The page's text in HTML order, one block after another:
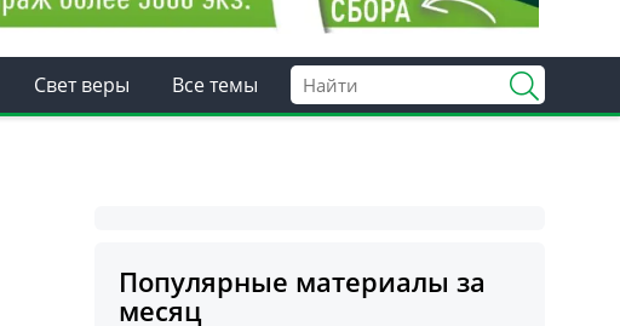
Свет веры Все темы
Популярные материалы за
месяц